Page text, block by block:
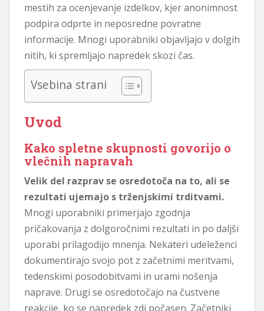
mestih za ocenjevanje izdelkov, kjer anonimnost
podpira odprte in neposredne povratne
informacije. Mnogi uporabniki objavljajo v dolgih
nitih, ki spremljajo napredek skozi čas.
Vsebina strani
Uvod
Kako spletne skupnosti govorijo o
vlečnih napravah
Velik del razprav se osredotoča na to, ali se
rezultati ujemajo s trženjskimi trditvami.
Mnogi uporabniki primerjajo zgodnja
pričakovanja z dolgoročnimi rezultati in po daljši
uporabi prilagodijo mnenja. Nekateri udeleženci
dokumentirajo svojo pot z začetnimi meritvami,
tedenskimi posodobitvami in urami nošenja
naprave. Drugi se osredotočajo na čustvene
reakcije, ko se napredek zdi počasen. Začetniki